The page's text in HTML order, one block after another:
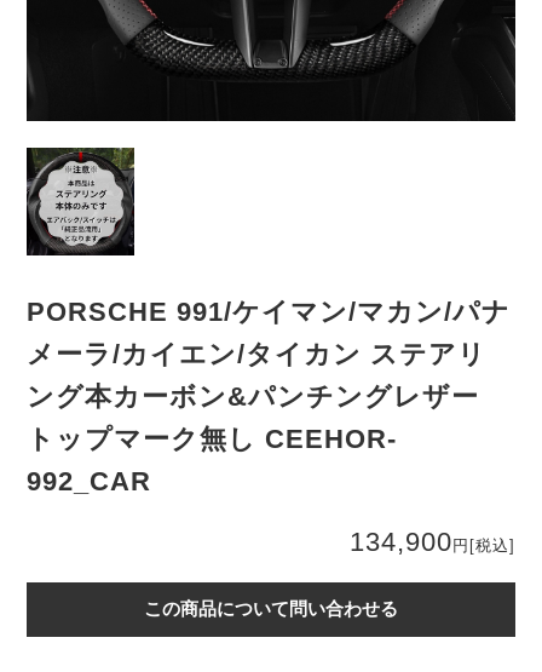
PORSCHE 991/ケイマン/マカン/パナ
メーラ/カイエン/タイカン ステアリ
ング本カーボン&パンチングレザー
トップマーク無し CEEHOR-
992_CAR
134,900 円 [税込]
この商品について問い合わせる